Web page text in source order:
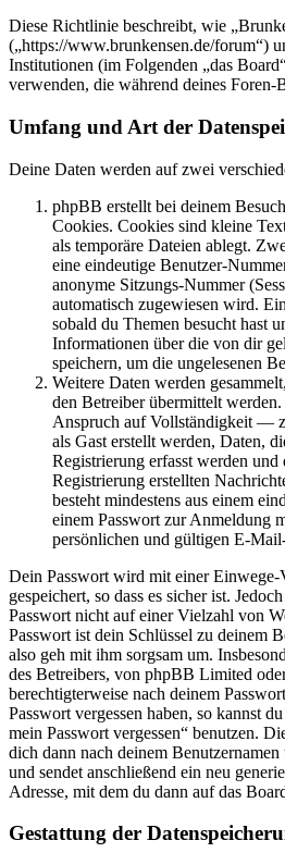
Diese Richtlinie beschreibt, wie
(„https://www.brunkensen.de/forum“)
Institutionen (im Folgenden „das
verwenden, die während deines Foren-
Umfang und Art der
Deine Daten werden auf zwei
phpBB erstellt bei deinem
Cookies. Cookies sind kleine
als temporäre Dateien ablegt.
eine eindeutige Benutzer-
anonyme Sitzungs-Nummer
automatisch zugewiesen wird.
sobald du Themen besucht hast
Informationen über die von dir
speichern, um die ungelesenen
Weitere Daten werden
den Betreiber übermittelt
Anspruch auf Vollständigkeit —
als Gast erstellt werden, Daten,
Registrierung erfasst werden
Registrierung erstellten
besteht mindestens aus einem
einem Passwort zur Anmeldung
persönlichen und gültigen E-
Dein Passwort wird mit einer Einwege-
gespeichert, so dass es sicher ist.
Passwort nicht auf einer Vielzahl von
Passwort ist dein Schlüssel zu deinem
also geh mit ihm sorgsam um.
des Betreibers, von phpBB Limited
berechtigterweise nach deinem
Passwort vergessen haben, so kannst
mein Passwort vergessen“ benutzen.
dich dann nach deinem
und sendet anschließend ein neu
Adresse, mit dem du dann auf das
Gestattung der